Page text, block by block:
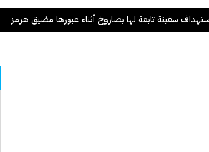
سفينة تابعة لها بصاروخ أثناء عبورها مضيق هرمز .